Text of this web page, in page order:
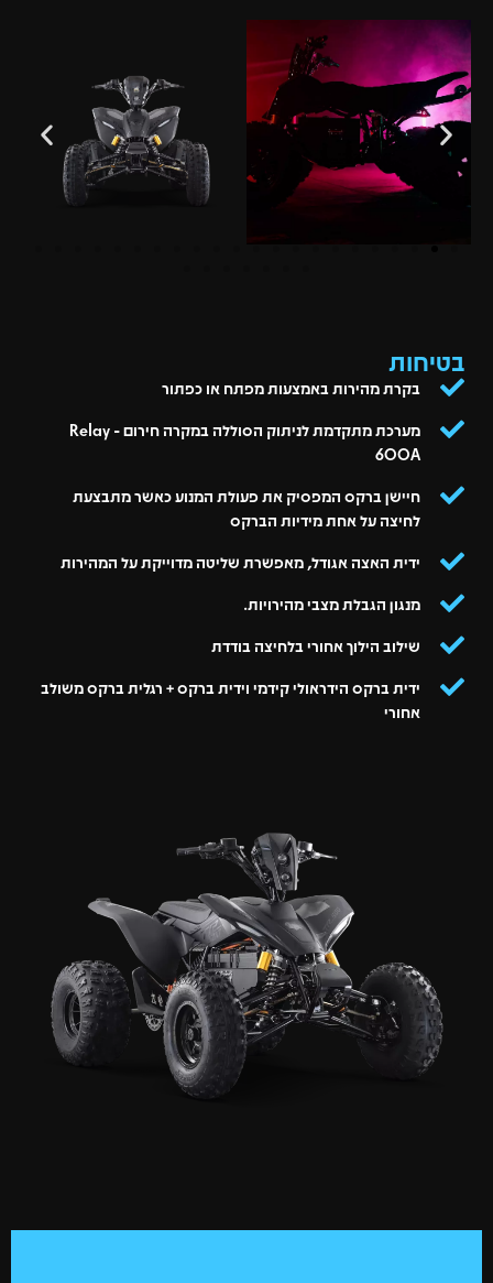
בטיחות
בקרת מהירות באמצעות מפתח או כפתור
מערכת מתקדמת לניתוק הסוללה במקרה חירום - Relay
600A
חיישן ברקס המפסיק את פעולת המנוע כאשר מתבצעת
לחיצה על אחת מידיות הברקס
ידית האצה אגודל, מאפשרת שליטה מדוייקת על המהירות
מנגון הגבלת מצבי מהירויות.
שילוב הילוך אחורי בלחיצה בודדת
ידית ברקס הידראולי קידמי וידית ברקס + רגלית ברקס משולב
אחורי